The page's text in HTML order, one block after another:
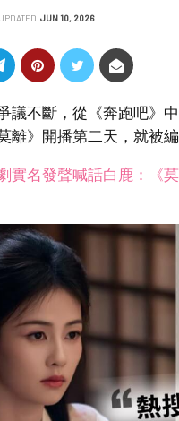
JUN 10, 2026
議不斷，從《奔跑吧》
離》開播第二天，就被
實名發聲喊話白鹿：《